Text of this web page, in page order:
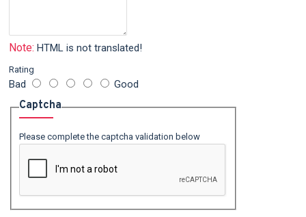
Note: HTML is not translated!
Rating
Bad Good
Captcha
Please complete the captcha validation below